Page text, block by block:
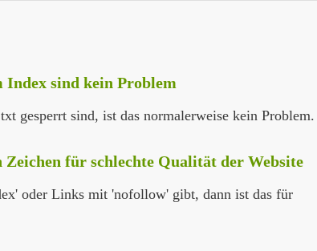
Index sind kein Problem
gesperrt sind, ist das normalerweise kein Problem.
für schlechte Qualität der Website
oder Links mit 'nofollow' gibt, dann ist das für